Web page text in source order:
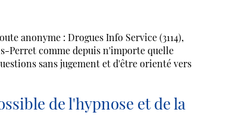
anonyme : Drogues Info Service (3114),
Perret comme depuis n'importe quelle
sans jugement et d'être orienté vers
de l'hypnose et de la